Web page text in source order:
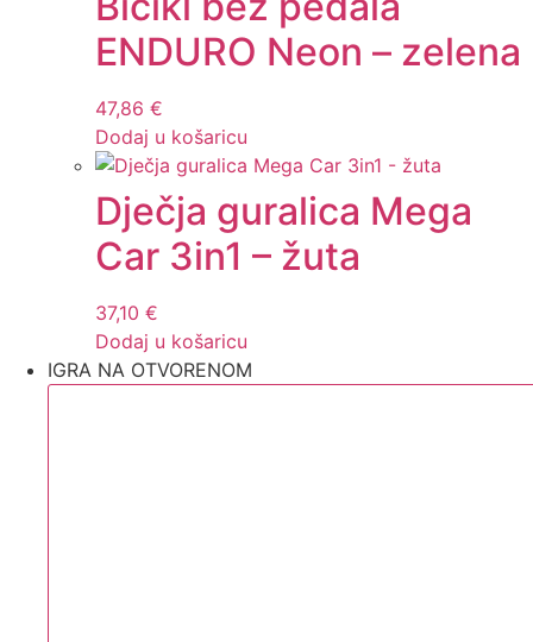
ENDURO Neon – zelena
47,86 €
Dodaj u košaricu
Dječja guralica Mega
Car 3in1 – žuta
37,10 €
Dodaj u košaricu
IGRA NA OTVORENOM